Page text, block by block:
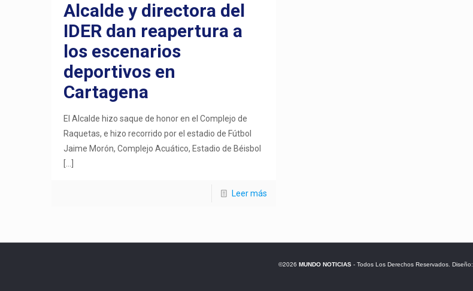
Alcalde y directora del
IDER dan reapertura a
los escenarios
deportivos en
Cartagena
El Alcalde hizo saque de honor en el Complejo de
Raquetas, e hizo recorrido por el estadio de Fútbol
Jaime Morón, Complejo Acuático, Estadio de Béisbol
Leer más
©2026 MUNDO NOTICIAS- Todos Los Derechos Reservados. Diseño: